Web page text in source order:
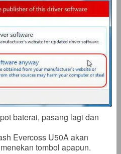
baterai, pasang lagi dan
Evercoss U50A akan
tombol apapun.